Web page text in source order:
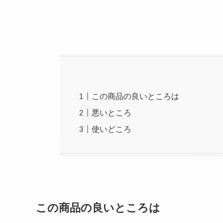
この商品の良いところは
悪いところ
使いどころ
この商品の良いところは